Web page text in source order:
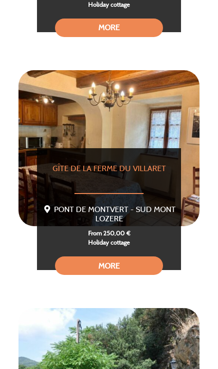
Holiday cottage
MORE
GÎTE DE LA FERME DU VILLARET
PONT DE MONTVERT - SUD MONT
LOZERE
From 250,00 €
Holiday cottage
MORE